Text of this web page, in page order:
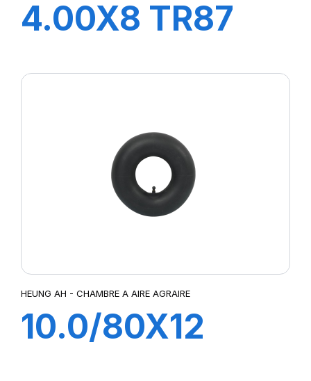
4.00X8 TR87
HEUNG AH - CHAMBRE A AIRE AGRAIRE
10.0/80X12